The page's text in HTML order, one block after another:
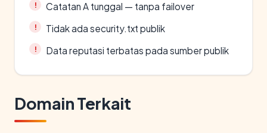
Catatan A tunggal — tanpa failover
Tidak ada security.txt publik
Data reputasi terbatas pada sumber publik
Domain Terkait